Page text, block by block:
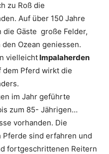
zu Roß die
Auf über 150 Jahre
Gäste große Felder,
Ozean geniessen.
vielleicht Impalaherden
Pferd wirkt die
im Jahr geführte
zum 85- Jährigen…
vorhanden. Die
sind erfahren und
fortgeschrittenen Reitern